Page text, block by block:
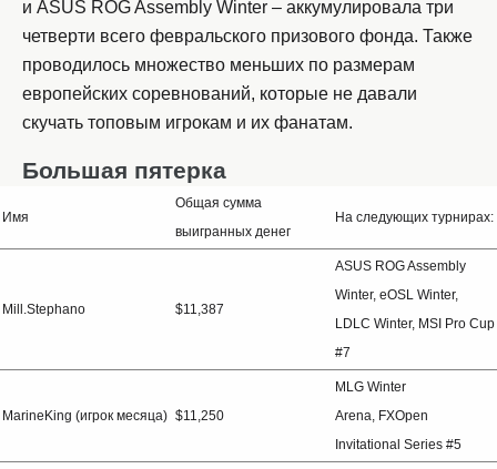
и ASUS ROG Assembly Winter – аккумулировала три
четверти всего февральского призового фонда. Также
проводилось множество меньших по размерам
европейских соревнований, которые не давали
скучать топовым игрокам и их фанатам.
Большая пятерка
Имя
Общая сумма
выигранных денег
На следующих турнирах:
Mill.Stephano $11,387
ASUS ROG Assembly
Winter, eOSL Winter,
LDLC Winter, MSI Pro Cup
#7
MarineKing (игрок месяца) $11,250
MLG Winter
Arena, FXOpen
Invitational Series #5